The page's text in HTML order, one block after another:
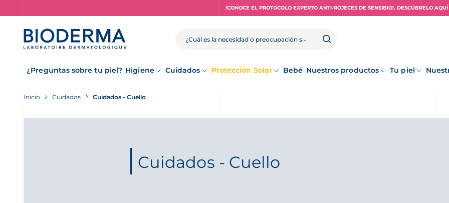
!CONOCE EL PROTOCOLO EXPERTO ANTI-ROJECES DE SENSIBIO!. DESCÚBRELO AQUÍ
BUSCAR
¿Preguntas sobre tu piel? Higiene Cuidados Protección Solar Bebé Nuestros productos Tu piel
Inicio Cuidados Cuidados - Cuello
Cuidados - Cuello